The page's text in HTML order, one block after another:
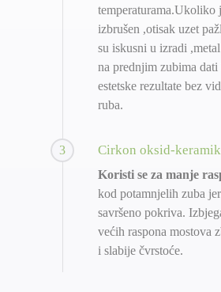
temperaturama.Ukoliko
izbrušen ,otisak uzet
su iskusni u izradi
na prednjim zubima dati
estetske rezultate bez
ruba.
3 Cirkon oksid-
Koristi se za manje
kod potamnjelih zuba
savršeno pokriva.
većih raspona mostova
i slabije čvrstoće.